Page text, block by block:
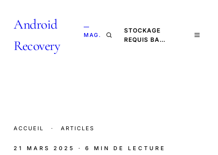
Android
Recovery
—
MAG.
STOCKAGE
REQUIS BA…
ACCUEIL · ARTICLES
21 MARS 2025 · 6 MIN DE LECTURE